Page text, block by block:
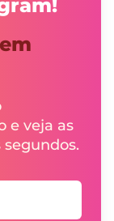
e veja as